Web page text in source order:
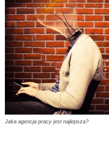
Jaka agencja pracy jest najlepsza?